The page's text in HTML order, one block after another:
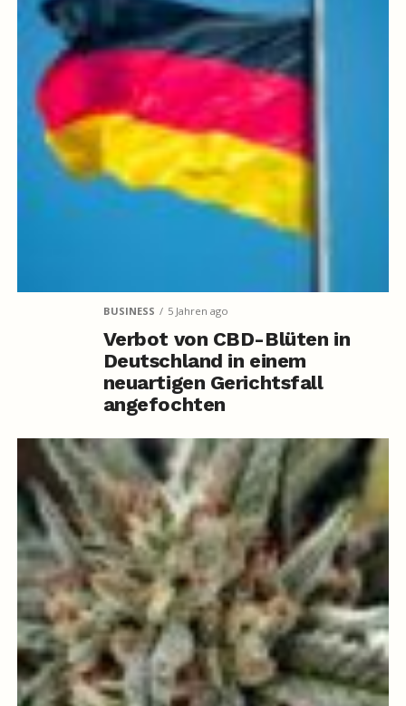
BUSINESS 5 Jahren ago
Verbot von CBD-Blüten in
Deutschland in einem
neuartigen Gerichtsfall
angefochten